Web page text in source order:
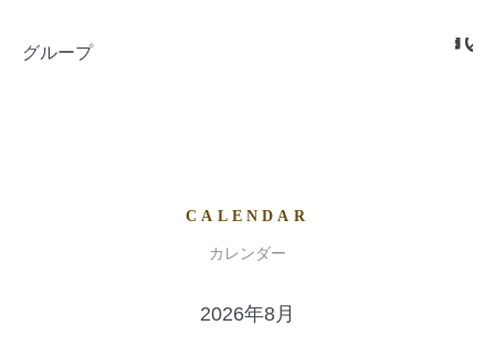
グループ
CALENDAR
カレンダー
2026年8月